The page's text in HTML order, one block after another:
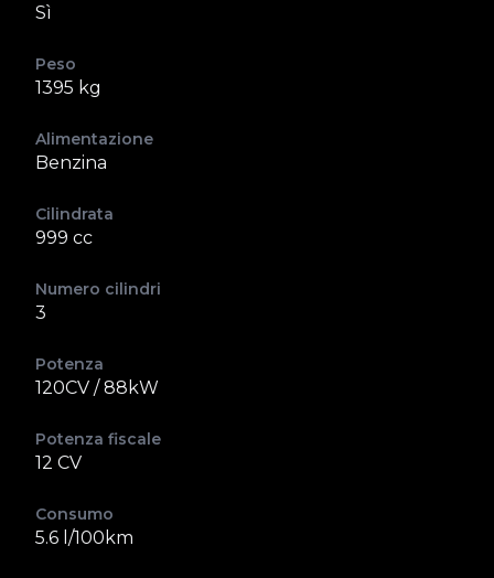
Sì
Peso
1395 kg
Alimentazione
Benzina
Cilindrata
999 cc
Numero cilindri
3
Potenza
120CV / 88kW
Potenza fiscale
12 CV
Consumo
5.6 l/100km